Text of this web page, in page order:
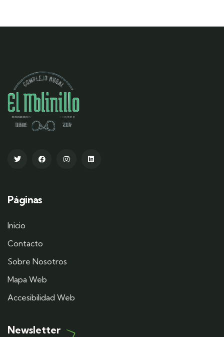
Páginas
Inicio
Contacto
Sobre Nosotros
Mapa Web
Accesibilidad Web
Newsletter